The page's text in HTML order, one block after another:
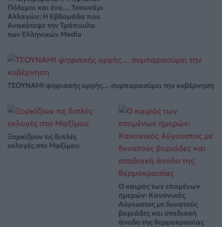
Πόλεμοι και ένα… Τσουνάμι
Αλλαγών: Η Εβδομάδα που
Ανακάτεψε την Τράπουλα
των Ελληνικών Media
ΤΣΟΥΝΑΜΙ ψηφιακής οργής… συμπαρασύρει την κυβέρνηση
Ξορκίζουν τις διπλές
εκλογές στο Μαξίμου
Ο καιρός των επομένων
ημερών: Κανονικός
Αύγουστος με δυνατούς
βοριάδες και σταδιακή
άνοδο της θερμοκρασίας